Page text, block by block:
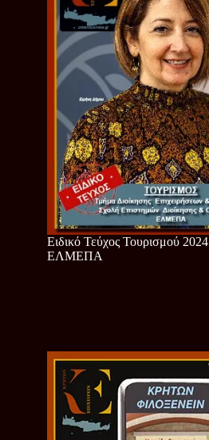
Ειδικό Τεύχος Τουρισμού 2024 |
ΕΛΜΕΠΑ